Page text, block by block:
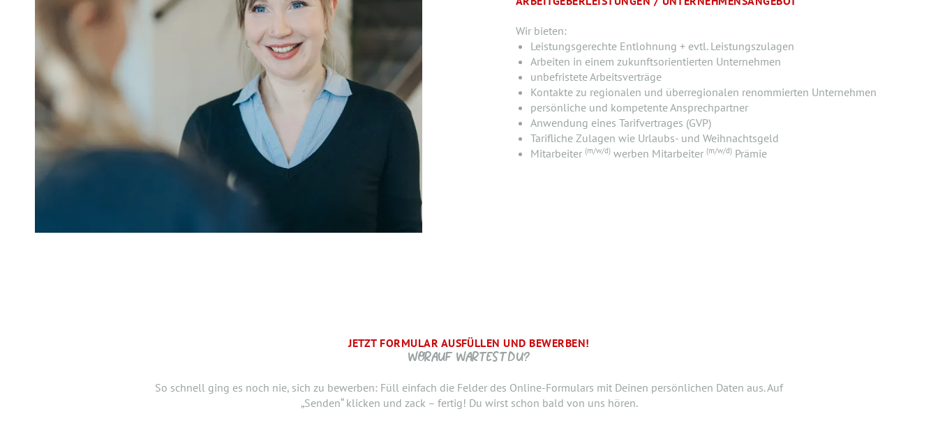
Wir bieten:
Leistungsgerechte Entlohnung + evtl. Leistungszulagen
Arbeiten in einem zukunftsorientierten Unternehmen
unbefristete Arbeitsverträge
Kontakte zu regionalen und überregionalen renommierten Unternehmen
persönliche und kompetente Ansprechpartner
Anwendung eines Tarifvertrages (GVP)
Tarifliche Zulagen wie Urlaubs- und Weihnachtsgeld
Mitarbeiter (m/w/d)werben Mitarbeiter (m/w/d)Prämie
JETZT FORMULAR AUSFÜLLEN UND BEWERBEN!
WORAUF WARTEST DU?
So schnell ging es noch nie, sich zu bewerben: Füll einfach die Felder des Online-Formulars mit Deinen persönlichen Daten aus. Auf
„Senden“ klicken und zack – fertig! Du wirst schon bald von uns hören.
BRAUCHEN WIR NOCH ...
SCHRITT.
einen Lebenslauf oder ein anderes Dokument hinzufügen? Hier kannst Du es hochladen.
DANKE, WIR FREUEN UNS AUF DICH UND MELDEN UNS SCHNELLSTMÖGLICH.